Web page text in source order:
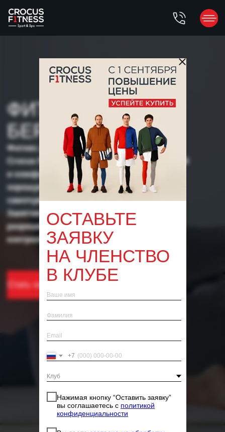
+7
Нажимая кнопку “Оставить заявку”
вы соглашаетесь с политикой
конфиденциальности
ОСТАВЬТЕ
ЗАЯВКУ
НА ЧЛЕНСТВО
В КЛУБЕ
ФИТНЕС ДЛЯ
Стать членом клуба
Фитнес для беременных в клубах сети
Crocus Fitness в Москве — это безопасный
и комфортный способ поддержать
хорошую физическую форму, улучшить
самочувствие и подготовиться к родам.
Занятия для будущих мам проводятся с
разрешения врача и при тщательном
контроле опытного тренера.